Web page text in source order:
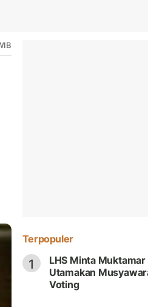
Terpopuler
1
LHS Minta
Utamakan
Voting